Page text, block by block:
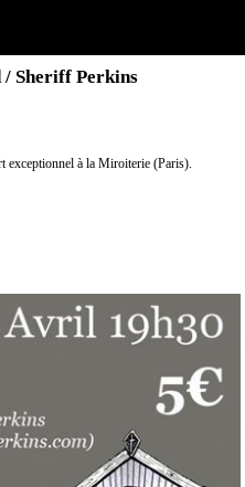
/ Sheriff Perkins
exceptionnel à la Miroiterie (Paris).